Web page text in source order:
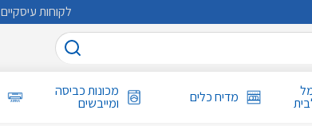
לקוחות עיסקיים
מדיח כלים מכונות כביסה
ומייבשים